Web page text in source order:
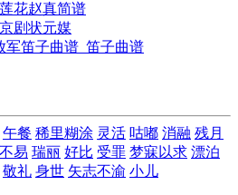
花赵真简谱
剧状元媒
军笛子曲谱_笛子曲谱
午餐 稀里糊涂 灵活 咕嘟 消融 残月
易 瑞丽 好比 受罪 梦寐以求 漂泊
敬礼 身世 矢志不渝 小儿